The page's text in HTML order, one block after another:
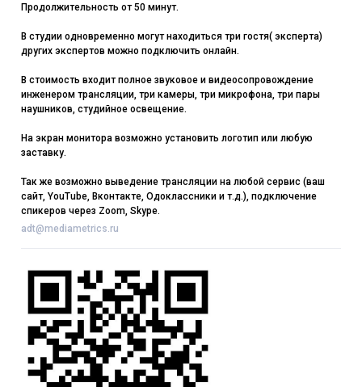
Продолжительность от 50 минут.
В студии одновременно могут находиться три гостя( эксперта)
других экспертов можно подключить онлайн.
В стоимость входит полное звуковое и видеосопровождение
инженером трансляции, три камеры, три микрофона, три пары
наушников, студийное освещение.
На экран монитора возможно установить логотип или любую
заставку.
Так же возможно выведение трансляции на любой сервис (ваш
сайт, YouTube, Вконтакте, Одоклассники и т.д.), подключение
спикеров через Zoom, Skype.
adt@mediametrics.ru